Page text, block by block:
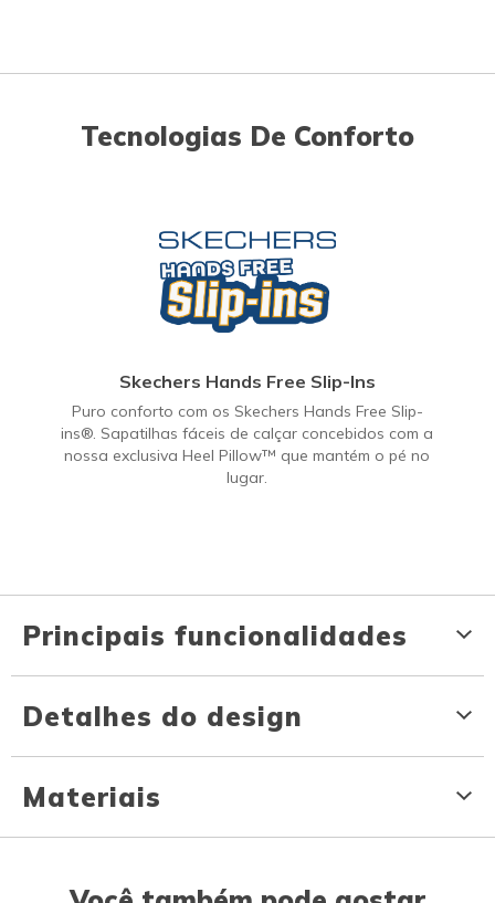
Tecnologias De Conforto
Skechers Hands Free Slip-Ins
Puro conforto com os Skechers Hands Free Slip-
ins®. Sapatilhas fáceis de calçar concebidos com a
nossa exclusiva Heel Pillow™ que mantém o pé no
lugar.
Principais funcionalidades
Detalhes do design
Materiais